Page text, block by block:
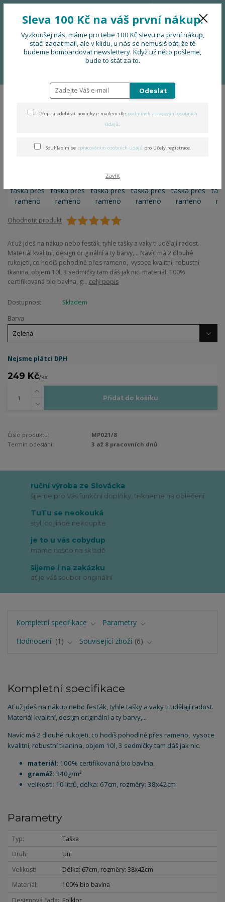
Menu
0 Kč
Folklorní taška přes rameno
Ohodnotit produkt
Ať už jdeš na nákup nebo fesťák, tyhle tašky a vaky ti udělají radost.
Materiál kvalitní, design originální a ty barvy,... Navíc má 2 dlouhé
rukojeti, co hodíš pohodlně přes rameno, vysoce kvalitní, robustní
tkanina, objem 10l, 3 sedmičky tam dáš jak nic. materiál: 100%
certifikovaná bio bavlna, g... celý popis
Dostupnost
Skladem
Barva
Nejsme plátci DPH
249 Kč/ks
Přidat do košíku
Číslo produktu:
MP021/8
Termín odeslání:
3 až 8 pracovních dnů
ruční výroba ze Slovácka
šijeme pro Vás funkční doplňky, tiskneme na oblečení
TuTu se neokouká
styl, co jinde nekoupíte
je to u vás cobydup
máme našito na skladě
šijeme i na zakázku
ať je váš soubor originální
Kompletní specifikace
Parametry
Hodnocení
1 Související zboží 6
Kompletní specifikace
Ať už jdeš na nákup nebo fesťák, tyhle tašky a vaky ti udělají radost.
Materiál kvalitní, design originální a ty barvy,...
Navíc má 2 dlouhé rukojeti, co hodíš pohodlně přes rameno, vysoce
kvalitní, robustní tkanina, objem 10l, 3 sedmičky tam dáš jak nic.
materiál: 100% certifikovaná bio bavlna,
gramáž: 340g/m²
velikosti: 10 litrů, délka: 67cm, rozměry: 38x42cm
Parametry
Typ
Taška
Druh
Uni
Velikost
Délka: 67cm, rozměry: 38x42cm
Materiál
100% bio bavlna
Designová řada
Folklor
Sleva 100 Kč na váš první nákup.
Vyzkoušej nás, máme pro tebe 100 Kč slevu na první nákup,
stačí zadat mail, ale v klidu, u nás se nemusíš bát, že tě
budeme bombardovat newslettery. Když už něco pošleme,
bude to stát za to.
Odeslat
Přeji si odebírat novinky e-mailem dle podmínek zpracování osobních
údajů.
Souhlasím se zpracováním osobních údajů pro účely registrace.
Zavřít